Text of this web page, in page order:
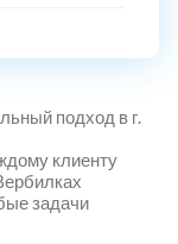
подход в г.
клиенту
задачи